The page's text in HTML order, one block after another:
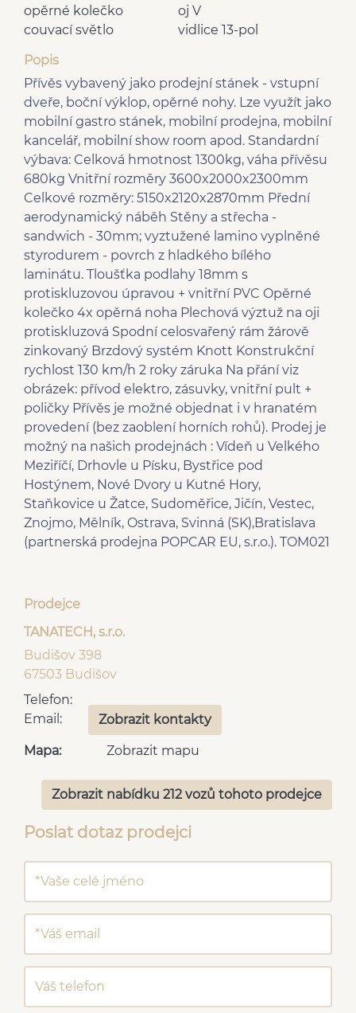
oj V
opěrné kolečko
vidlice 13-pol
couvací světlo
Popis
Přívěs vybavený jako prodejní stánek - vstupní
dveře, boční výklop, opěrné nohy. Lze využít jako
mobilní gastro stánek, mobilní prodejna, mobilní
kancelář, mobilní show room apod. Standardní
výbava: Celková hmotnost 1300kg, váha přívěsu
680kg Vnitřní rozměry 3600x2000x2300mm
Celkové rozměry: 5150x2120x2870mm Přední
aerodynamický náběh Stěny a střecha -
sandwich - 30mm; vyztužené lamino vyplněné
styrodurem - povrch z hladkého bílého
laminátu. Tloušťka podlahy 18mm s
protiskluzovou úpravou + vnitřní PVC Opěrné
kolečko 4x opěrná noha Plechová výztuž na oji
protiskluzová Spodní celosvařený rám žárově
zinkovaný Brzdový systém Knott Konstrukční
rychlost 130 km/h 2 roky záruka Na přání viz
obrázek: přívod elektro, zásuvky, vnitřní pult +
poličky Přívěs je možné objednat i v hranatém
provedení (bez zaoblení horních rohů). Prodej je
možný na našich prodejnách : Vídeň u Velkého
Meziříčí, Drhovle u Písku, Bystřice pod
Hostýnem, Nové Dvory u Kutné Hory,
Staňkovice u Žatce, Sudoměřice, Jičín, Vestec,
Znojmo, Mělník, Ostrava, Svinná (SK),Bratislava
(partnerská prodejna POPCAR EU, s.r.o.). TOM021
Prodejce
TANATECH, s.r.o.
Budišov 398
67503 Budišov
Telefon:
Email:
Zobrazit kontakty
Mapa: Zobrazit mapu
Zobrazit nabídku 212 vozů tohoto prodejce
Poslat dotaz prodejci